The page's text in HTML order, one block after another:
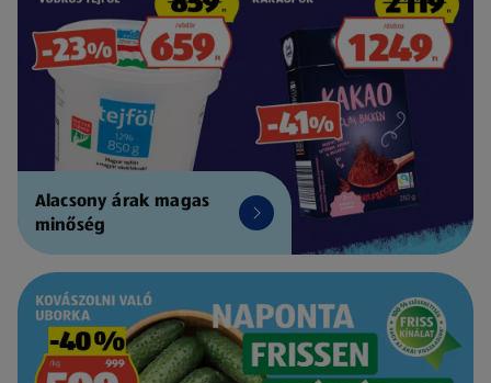
Alacsony árak magas
minőség